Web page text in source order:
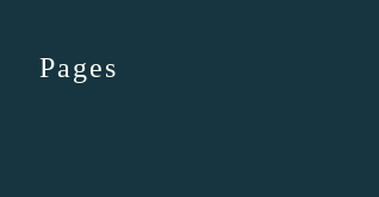
Pages